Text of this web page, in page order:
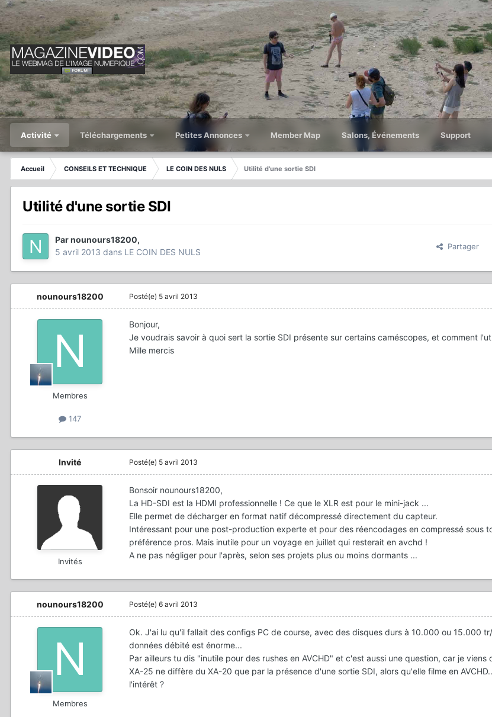
Activité Téléchargements Petites Annonces Member Map Salons, Événements Support
Accueil CONSEILS ET TECHNIQUE LE COIN DES NULS Utilité d'une sortie SDI
Utilité d'une sortie SDI
Parnounours18200,
5 avril 2013 dans LE COIN DES NULS
Partager
nounours18200
Membres
147
Posté(e) 5 avril 2013
Bonjour,
Je voudrais savoir à quoi sert la sortie SDI présente sur certains caméscopes, et comment
Mille mercis
Invité
Invités
Posté(e) 5 avril 2013
Bonsoir nounours18200,
La HD-SDI est la HDMI professionnelle ! Ce que le XLR est pour le mini-jack ...
Elle permet de décharger en format natif décompressé directement du capteur.
Intéressant pour une post-production experte et pour des réencodages en compressé sous
préférence pros. Mais inutile pour un voyage en juillet qui resterait en avchd !
A ne pas négliger pour l'après, selon ses projets plus ou moins dormants ...
nounours18200
Membres
Posté(e) 6 avril 2013
Ok. J'ai lu qu'il fallait des configs PC de course, avec des disques durs à 10.000 ou 15.000
données débité est énorme...
Par ailleurs tu dis "inutile pour des rushes en AVCHD" et c'est aussi une question, car je viens
XA-25 ne diffère du XA-20 que par la présence d'une sortie SDI, alors qu'elle filme en
l'intérêt ?